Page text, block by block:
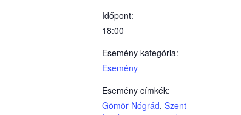
Időpont:
18:00
Esemény kategória:
Esemény
Esemény címkék:
Gömör-Nógrád, Szent